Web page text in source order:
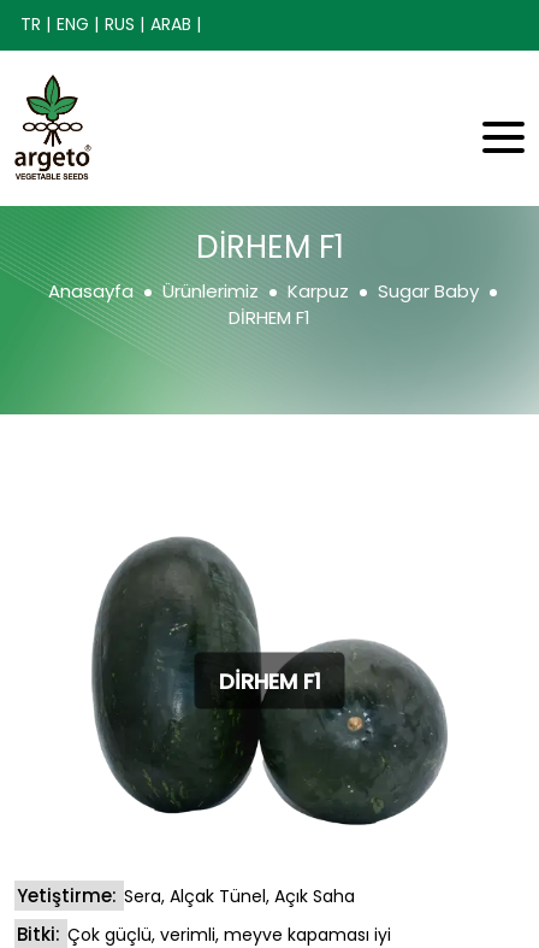
TR | ENG | RUS | ARAB |
DİRHEM F1
Anasayfa Ürünlerimiz Karpuz
Sugar Baby
DİRHEM F1
DİRHEM F1
Yetiştirme: Sera, Alçak Tünel, Açık Saha
Bitki: Çok güçlü, verimli, meyve kapaması iyi